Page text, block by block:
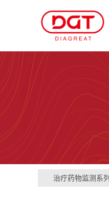
治疗药物监测系列